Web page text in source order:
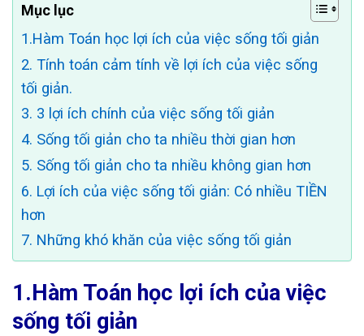
Mục lục
1.Hàm Toán học lợi ích của việc sống tối giản
2. Tính toán cảm tính về lợi ích của việc sống
tối giản.
3. 3 lợi ích chính của việc sống tối giản
4. Sống tối giản cho ta nhiều thời gian hơn
5. Sống tối giản cho ta nhiều không gian hơn
6. Lợi ích của việc sống tối giản: Có nhiều TIỀN
hơn
7. Những khó khăn của việc sống tối giản
1.Hàm Toán học lợi ích của việc
sống tối giản